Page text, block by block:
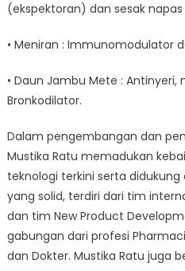
(ekspektoran) dan sesak napas
• Meniran : Immunomodulator
• Daun Jambu Mete :
Bronkodilator.
Dalam pengembangan dan
Mustika Ratu memadukan
teknologi terkini serta
yang solid, terdiri dari tim
dan tim New Product
gabungan dari profesi
dan Dokter. Mustika Ratu juga